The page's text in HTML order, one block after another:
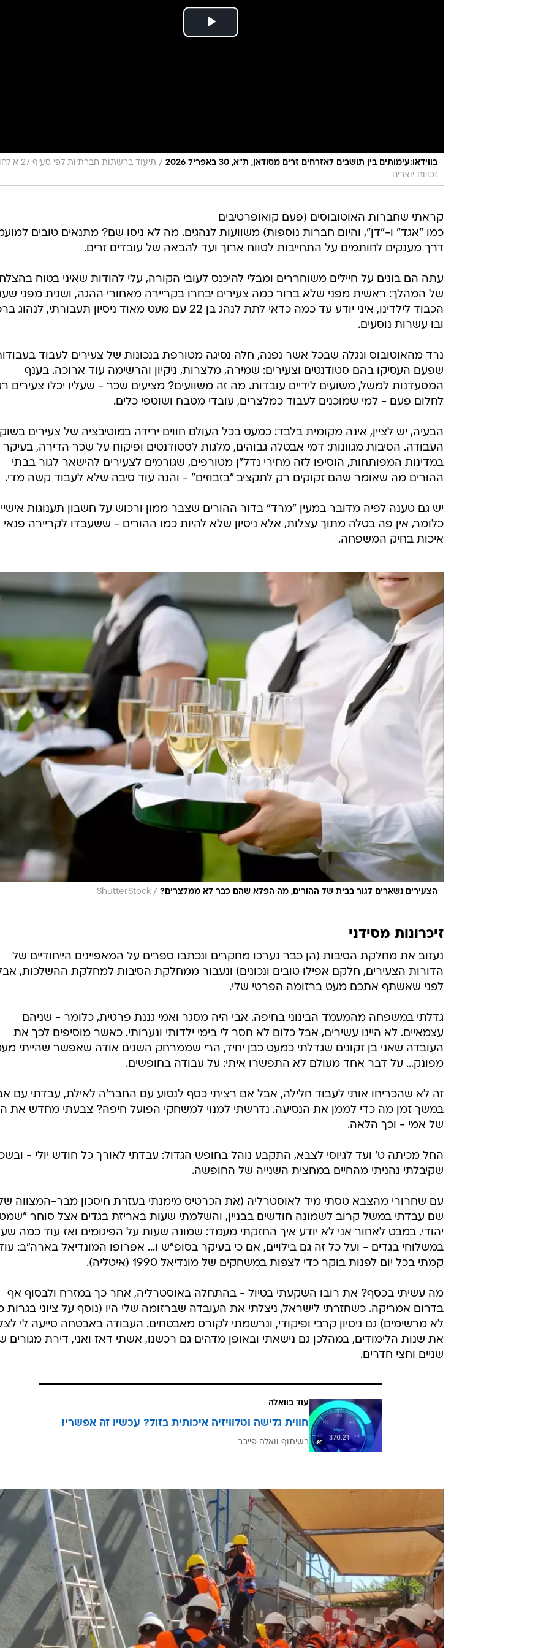
בווידאו:עימותים בין תושבים לאזרחים זרים מסודאן, ת"א, 30 באפריל 2026 /
תיעוד ברשתות חברתיות לפי
זכויות יוצרים
קראתי שחברות האוטובוסים (פעם קואופרטיבים
כמו "אגד" ו-"דן", והיום חברות נוספות) משוועות לנהגים. מה לא ניסו שם? מתנאים טובים
דרך מענקים לחותמים על התחייבות לטווח ארוך ועד להבאה של עובדים זרים.
עתה הם בונים על חיילים משוחררים ומבלי להיכנס לעובי הקורה, עלי להודות שאיני בטוח
של המהלך: ראשית מפני שלא ברור כמה צעירים יבחרו בקריירה מאחורי ההגה, ושנית מפני
הכבוד לילדינו, איני יודע עד כמה כדאי לתת לנהג בן 22 עם מעט מאוד ניסיון תעבורתי,
ובו עשרות נוסעים.
נרד מהאוטובוס ונגלה שבכל אשר נפנה, חלה נסיגה מטורפת בנכונות של צעירים לעבוד
שפעם העסיקו בהם סטודנטים וצעירים: שמירה, מלצרות, ניקיון והרשימה עוד ארוכה. בענף
המסעדנות למשל, משועים לידיים עובדות. מה זה משוועים? מציעים שכר - שעליו יכלו צעירים
לחלום פעם - למי שמוכנים לעבוד כמלצרים, עובדי מטבח ושוטפי כלים.
הבעיה, יש לציין, אינה מקומית בלבד: כמעט בכל העולם חווים ירידה במוטיבציה של צעירים בשוק
העבודה. הסיבות מגוונות: דמי אבטלה גבוהים, מלגות לסטודנטים ופיקוח על שכר הדירה, בעיקר
במדינות המפותחות, הוסיפו לזה מחירי נדל"ן מטורפים, שגורמים לצעירים להישאר לגור בבתי
ההורים מה שאומר שהם זקוקים רק לתקציב "בזבוזים" - והנה עוד סיבה שלא לעבוד קשה מדי.
יש גם טענה לפיה מדובר במעין "מרד" בדור ההורים שצבר ממון ורכוש על חשבון תענוגות
כלומר, אין פה בטלה מתוך עצלות, אלא ניסיון שלא להיות כמו ההורים - ששעבדו לקריירה פנאי
איכות בחיק המשפחה.
הצעירים נשארים לגור בבית של ההורים, מה הפלא שהם כבר לא ממלצרים? /
ShutterStock
זיכרונות מסידני
נעזוב את מחלקת הסיבות (הן כבר נערכו מחקרים ונכתבו ספרים על המאפיינים הייחודיים של
הדורות הצעירים, חלקם אפילו טובים ונכונים) ונעבור ממחלקת הסיבות למחלקת ההשלכות,
לפני שאשתף אתכם מעט ברזומה הפרטי שלי.
גדלתי במשפחה מהמעמד הבינוני בחיפה. אבי היה מסגר ואמי גננת פרטית, כלומר - שניהם
עצמאיים. לא היינו עשירים, אבל כלום לא חסר לי בימי ילדותי ונערותי. כאשר מוסיפים לכך את
העובדה שאני בן זקונים שגדלתי כמעט כבן יחיד, הרי שממרחק השנים אודה שאפשר שהייתי
מפונק... על דבר אחד מעולם לא התפשרו איתי: על עבודה בחופשים.
זה לא שהכריחו אותי לעבוד חלילה, אבל אם רציתי כסף לנסוע עם החבר'ה לאילת, עבדתי עם
במשך זמן מה כדי לממן את הנסיעה. נדרשתי למנוי למשחקי הפועל חיפה? צבעתי מחדש את
של אמי - וכך הלאה.
החל מכיתה ט' ועד לגיוסי לצבא, התקבע נוהל בחופש הגדול: עבדתי לאורך כל חודש יולי -
שקיבלתי נהניתי מהחיים במחצית השנייה של החופשה.
עם שחרורי מהצבא טסתי מיד לאוסטרליה (את הכרטיס מימנתי בעזרת חיסכון מבר-המצווה
שם עבדתי במשל קרוב לשמונה חודשים בבניין, והשלמתי שעות באריזת בגדים אצל סוחר
יהודי. במבט לאחור אני לא יודע איך החזקתי מעמד: שמונה שעות על הפיגומים ואז עוד כמה
במשלוחי בגדים - ועל כל זה גם בילויים, אם כי בעיקר בסופ"ש ו... אפרופו המונדיאל בארה"ב:
קמתי בכל יום לפנות בוקר כדי לצפות במשחקים של מונדיאל 1990 (איטליה).
מה עשיתי בכסף? את רובו השקעתי בטיול - בהתחלה באוסטרליה, אחר כך במזרח ולבסוף אף
בדרום אמריקה. כשחזרתי לישראל, ניצלתי את העובדה שברזומה שלי היו (נוסף על ציוני בגרות
לא מרשימים) גם ניסיון קרבי ופיקודי, ונרשמתי לקורס מאבטחים. העבודה באבטחה סייעה לי
את שנות הלימודים, במהלכן גם נישאתי ובאופן מדהים גם רכשנו, אשתי דאז ואני, דירת מגורים
שניים וחצי חדרים.
עוד בוואלה
חווית גלישה וטלוויזיה איכותית בזול? עכשיו זה אפשרי!
בשיתוף וואלה פייבר